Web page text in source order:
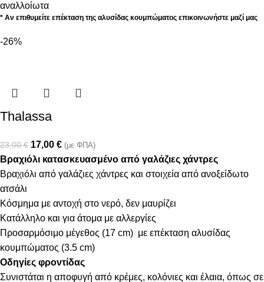
αναλλοίωτα
* Αν επιθυμείτε επέκταση της αλυσίδας κουμπώματος επικοινωνήστε μαζί μας
-26%
Thalassa
23,00€ 17,00 € (με ΦΠΑ)
Βραχιόλι κατασκευασμένο από γαλάζιες χάντρες
Βραχιόλι από γαλάζιες χάντρες και στοιχεία από ανοξείδωτο
ατσάλι
Κόσμημα με αντοχή στο νερό, δεν μαυρίζει
Κατάλληλο και για άτομα με αλλεργίες
Προσαρμόσιμο μέγεθος (17 cm) με επέκταση αλυσίδας
κουμπώματος (3.5 cm)
Οδηγίες φροντίδας
Συνιστάται η αποφυγή από κρέμες, κολόνιες και έλαια, όπως σε